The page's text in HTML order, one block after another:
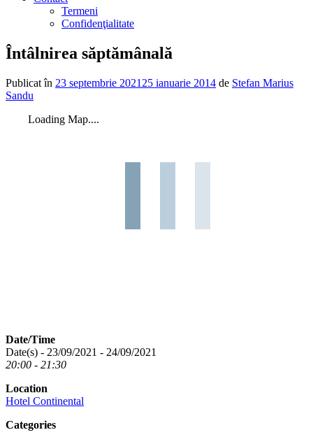
Termeni
Confidenţialitate
Întâlnirea săptămânală
Publicat în 23 septembrie 2021 25 ianuarie 2014 de Stefan Marius
Sandu
Loading Map....
Date/Time
Date(s) - 23/09/2021 - 24/09/2021
20:00 - 21:30
Location
Hotel Continental
Categories